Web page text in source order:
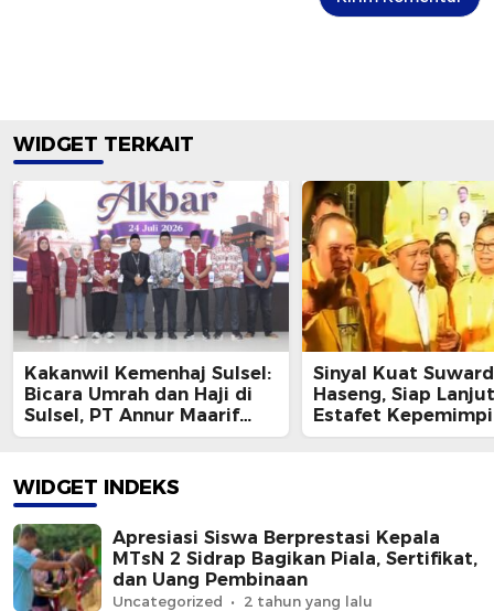
WIDGET TERKAIT
Kakanwil Kemenhaj Sulsel:
Bicara Umrah dan Haji di
Sulsel, PT Annur Maarif
Tak Bisa Dipisahkan
Sinyal Kuat
Haseng, Siap
Estafet
Beringin Soppeng
WIDGET INDEKS
Apresiasi Siswa Berprestasi Kepala
MTsN 2 Sidrap Bagikan Piala, Sertifikat,
dan Uang Pembinaan
Uncategorized 2 tahun yang lalu